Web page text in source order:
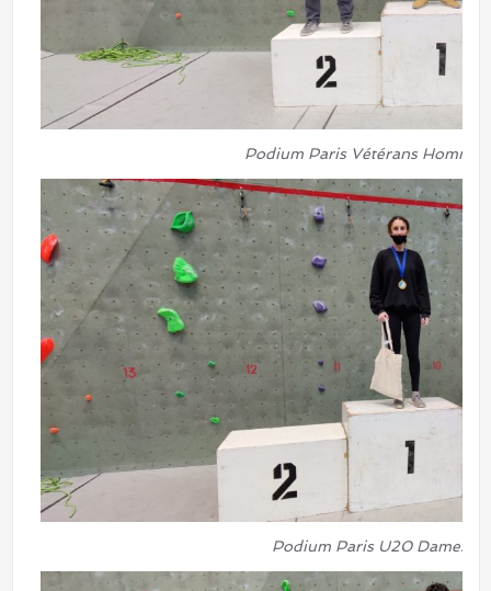
Podium Paris Vétérans
Podium Paris U20 Dames.